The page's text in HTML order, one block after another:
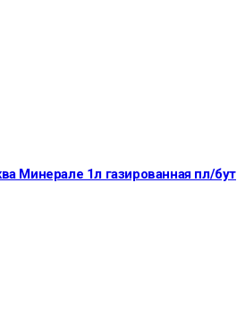
Минерале 1л газированная пл/бут